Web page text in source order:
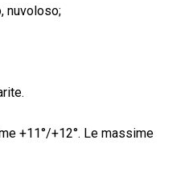
nuvoloso;
+11°/+12°. Le massime